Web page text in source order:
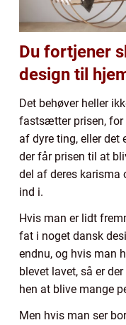
Du fortjener
design til
Det behøver heller
fastsætter prisen, for
af dyre ting, eller det
der får prisen til at
del af deres karisma
ind i.
Hvis man er lidt
fat i noget dansk
endnu, og hvis man
blevet lavet, så er
hen at blive mange
Men hvis man ser